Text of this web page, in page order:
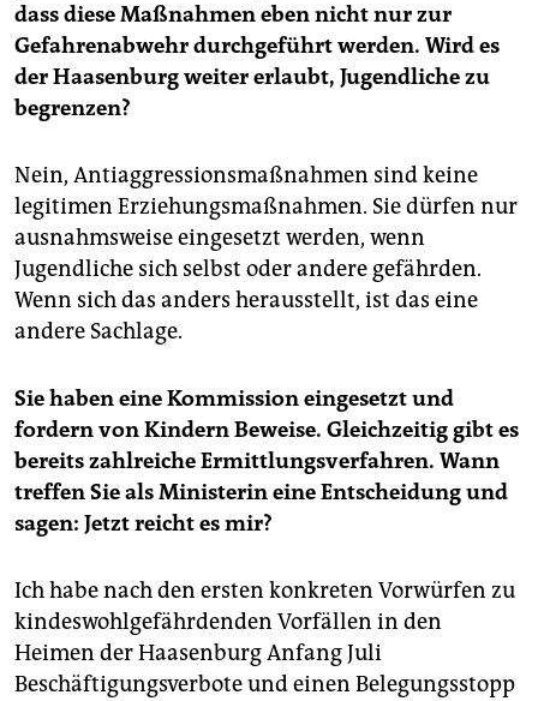
dass diese Maßnahmen eben nicht nur zur
Gefahrenabwehr durchgeführt werden. Wird es
der Haasenburg weiter erlaubt, Jugendliche zu
begrenzen?
Nein, Antiaggressionsmaßnahmen sind keine
legitimen Erziehungsmaßnahmen. Sie dürfen nur
ausnahmsweise eingesetzt werden, wenn
Jugendliche sich selbst oder andere gefährden.
Wenn sich das anders herausstellt, ist das eine
andere Sachlage.
Sie haben eine Kommission eingesetzt und
fordern von Kindern Beweise. Gleichzeitig gibt es
bereits zahlreiche Ermittlungsverfahren. Wann
treffen Sie als Ministerin eine Entscheidung und
sagen: Jetzt reicht es mir?
Ich habe nach den ersten konkreten Vorwürfen zu
kindeswohlgefährdenden Vorfällen in den
Heimen der Haasenburg Anfang Juli
Beschäftigungsverbote und einen Belegungsstopp